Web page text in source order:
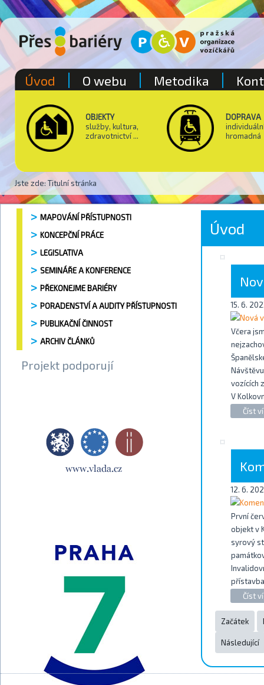
OBJEKTY
služby, kultura,
zdravotnictví ...
DOPRAVA
hromadná
Jste zde: Titulní stránka
Úvod O webu Metodika
MAPOVÁNÍ PŘÍSTUPNOSTI
KONCEPČNÍ PRÁCE
LEGISLATIVA
SEMINÁŘE A KONFERENCE
PŘEKONEJME BARIÉRY
PORADENSTVÍ A AUDITY PŘÍSTUPNOSTI
PUBLIKAČNÍ ČINNOST
ARCHIV ČLÁNKŮ
Projekt podporují
Úvod
15. 6.
Včera
vozících
V
Číst
12. 6.
První
objekt v
syrový
Číst
Začátek
Následující